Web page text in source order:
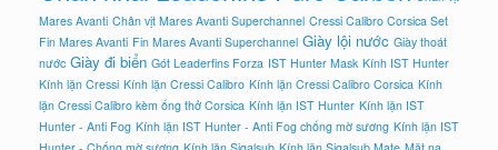
Mares Avanti Chân vịt Mares Avanti Superchannel Cressi Calibro Corsica Set
Fin Mares Avanti Fin Mares Avanti Superchannel Giày lội nước Giày thoát
nước Giày đi biển Gót Leaderfins Forza IST Hunter Mask Kính IST Hunter
Kính lặn Cressi Kính lặn Cressi Calibro Kính lặn Cressi Calibro Corsica Kính
lặn Cressi Calibro kèm ống thở Corsica Kính lặn IST Hunter Kính lặn IST
Hunter - Anti Fog Kính lặn IST Hunter - Anti Fog chống mờ sương Kính lặn IST